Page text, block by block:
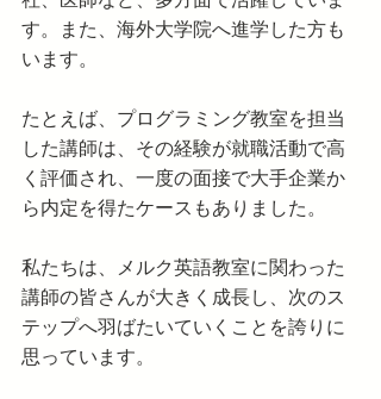
す。また、海外大学院へ進学した方も
います。
たとえば、プログラミング教室を担当
した講師は、その経験が就職活動で高
く評価され、一度の面接で大手企業か
ら内定を得たケースもありました。
私たちは、メルク英語教室に関わった
講師の皆さんが大きく成長し、次のス
テップへ羽ばたいていくことを誇りに
思っています。